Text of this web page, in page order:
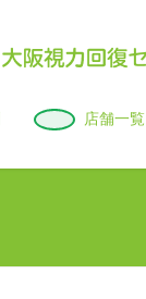
店舗一覧